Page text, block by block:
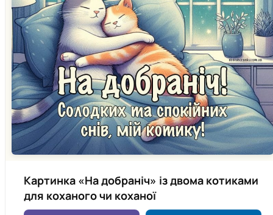
Картинка «На добраніч» із двома котиками
для коханого чи коханої